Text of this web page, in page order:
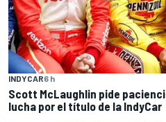
INDYCAR6 h
Scott McLaughlin pide
lucha por el título de la IndyCar